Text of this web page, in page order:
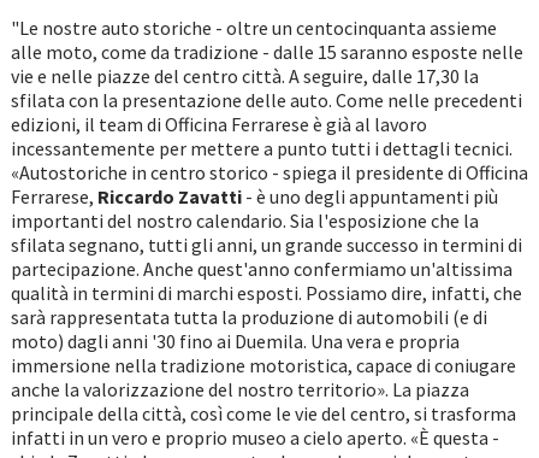
"Le nostre auto storiche - oltre un centocinquanta assieme
alle moto, come da tradizione - dalle 15 saranno esposte nelle
vie e nelle piazze del centro città. A seguire, dalle 17,30 la
sfilata con la presentazione delle auto. Come nelle precedenti
edizioni, il team di Officina Ferrarese è già al lavoro
incessantemente per mettere a punto tutti i dettagli tecnici.
«Autostoriche in centro storico - spiega il presidente di Officina
Ferrarese, Riccardo Zavatti - è uno degli appuntamenti più
importanti del nostro calendario. Sia l'esposizione che la
sfilata segnano, tutti gli anni, un grande successo in termini di
partecipazione. Anche quest'anno confermiamo un'altissima
qualità in termini di marchi esposti. Possiamo dire, infatti, che
sarà rappresentata tutta la produzione di automobili (e di
moto) dagli anni '30 fino ai Duemila. Una vera e propria
immersione nella tradizione motoristica, capace di coniugare
anche la valorizzazione del nostro territorio». La piazza
principale della città, così come le vie del centro, si trasforma
infatti in un vero e proprio museo a cielo aperto. «È questa -